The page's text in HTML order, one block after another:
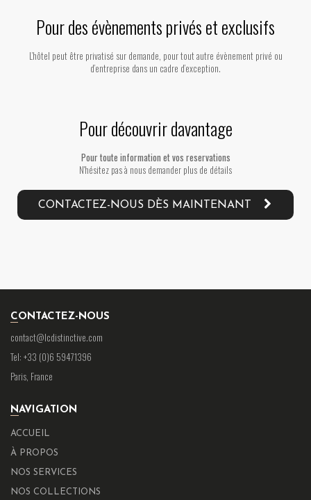
Pour des évènements privés et exclusifs
L’hôtel peut être privatisé sur demande, pour tout autre évènement privé ou
d’entreprise dans un cadre d’exception.
Pour découvrir davantage
Pour toute information et vos reservations
N'hésitez pas à nous demander plus de détails
CONTACTEZ-NOUS DÈS MAINTENANT
CONTACTEZ-NOUS
contact@lcdistinctive.com
Tel: +33 (0)6 59471396
Paris, France
NAVIGATION
ACCUEIL
À PROPOS
NOS SERVICES
NOS COLLECTIONS